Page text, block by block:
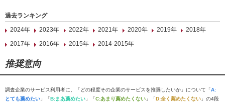
過去ランキング
2024年
2023年 2022年 2021年 2020年 2019年
2018年
2017年
2016年 2015年 2014-2015年
推奨意向
調査企業のサービス利用者に、「どの程度その企業のサービスを推奨したいか」について「A:
とても薦めたい 」「B:まあ薦めたい 」「C:あまり薦めたくない 」「D:全く薦めたくない 」の4段